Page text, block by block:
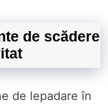
de scădere
de lepadare în